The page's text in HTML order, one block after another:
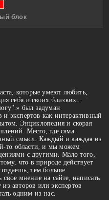
блок
которые умеют любить,
себя и своих близких..
был задуман
экспертов как интерактивный
Энциклопедия и скорая
Место, где сама
смысл. Каждый и каждая из
то области, и мы можем
с другими. Мало того,
что в природе действует
тем больше
мнение на сайте, написать
авторов или экспертов
одним из нас.